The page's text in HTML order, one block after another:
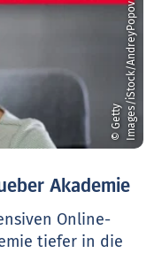
©
G
e
t
t
y
I
m
a
g
e
s
/
i
S
t
o
c
k
/
A
n
d
r
e
y
P
o
p
ov
Akademie
Online-
tiefer in die